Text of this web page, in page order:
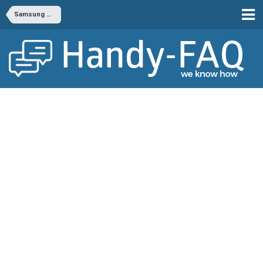
Samsung Mode